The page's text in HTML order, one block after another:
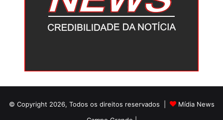
© Copyright 2026, Todos os direitos reservados |
Mídia News